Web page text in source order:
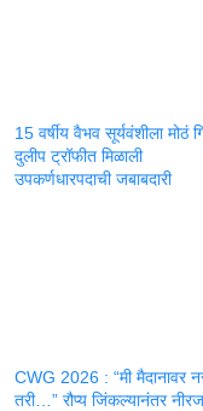
15 वर्षीय वैभव सूर्यवंशीला मोठं
दुलीप ट्रॉफीत मिळाली
उपकर्णधारपदाची जबाबदारी
CWG 2026 : “मी मैदानावर
तरी…” रौप्य जिंकल्यानंतर नीरज